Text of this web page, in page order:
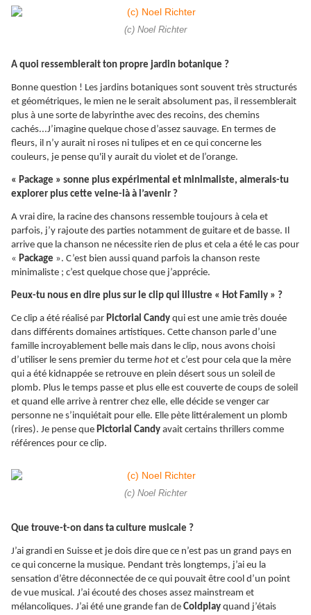
(c) Noel Richter
A quoi ressemblerait ton propre jardin botanique ?
Bonne question ! Les jardins botaniques sont souvent très structurés
et géométriques, le mien ne le serait absolument pas, il ressemblerait
plus à une sorte de labyrinthe avec des recoins, des chemins
cachés...J’imagine quelque chose d’assez sauvage. En termes de
fleurs, il n’y aurait ni roses ni tulipes et en ce qui concerne les
couleurs, je pense qu'il y aurait du violet et de l’orange.
« Package » sonne plus expérimental et minimaliste, aimerais-tu
explorer plus cette veine-là à l’avenir ?
A vrai dire, la racine des chansons ressemble toujours à cela et
parfois, j’y rajoute des parties notamment de guitare et de basse. Il
arrive que la chanson ne nécessite rien de plus et cela a été le cas pour
« Package ». C’est bien aussi quand parfois la chanson reste
minimaliste ; c’est quelque chose que j’apprécie.
Peux-tu nous en dire plus sur le clip qui illustre « Hot Family » ?
Ce clip a été réalisé par Pictorial Candy qui est une amie très douée
dans différents domaines artistiques. Cette chanson parle d’une
famille incroyablement belle mais dans le clip, nous avons choisi
d’utiliser le sens premier du terme hot et c’est pour cela que la mère
qui a été kidnappée se retrouve en plein désert sous un soleil de
plomb. Plus le temps passe et plus elle est couverte de coups de soleil
et quand elle arrive à rentrer chez elle, elle décide se venger car
personne ne s’inquiétait pour elle. Elle pète littéralement un plomb
(rires). Je pense que Pictorial Candy avait certains thrillers comme
références pour ce clip.
(c) Noel Richter
Que trouve-t-on dans ta culture musicale ?
J’ai grandi en Suisse et je dois dire que ce n’est pas un grand pays en
ce qui concerne la musique. Pendant très longtemps, j’ai eu la
sensation d’être déconnectée de ce qui pouvait être cool d’un point
de vue musical. J’ai écouté des choses assez mainstream et
mélancoliques. J’ai été une grande fan de Coldplay quand j’étais